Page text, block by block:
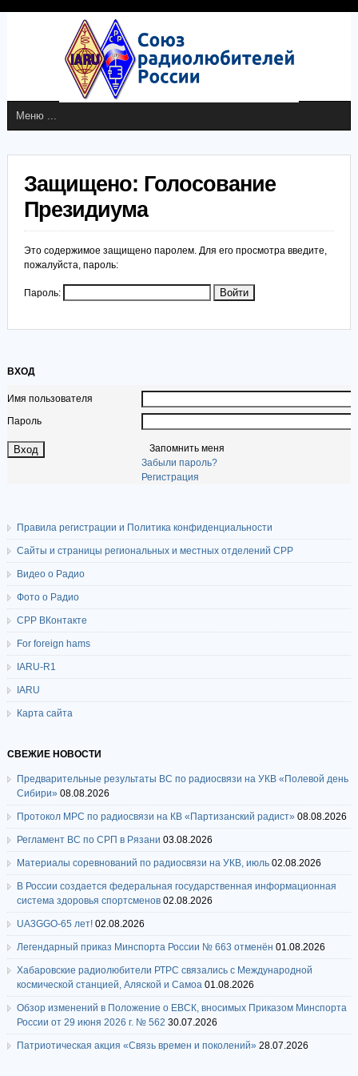
Защищено: Голосование
Президиума
Это содержимое защищено паролем. Для его просмотра введите,
пожалуйста, пароль:
Пароль:
ВХОД
Имя пользователя
Пароль
Запомнить меня
Забыли пароль?
Регистрация
Правила регистрации и Политика конфиденциальности
Сайты и страницы региональных и местных отделений СРР
Видео о Радио
Фото о Радио
СРР ВКонтакте
For foreign hams
IARU-R1
IARU
Карта сайта
СВЕЖИЕ НОВОСТИ
Предварительные результаты ВС по радиосвязи на УКВ «Полевой день
Сибири» 08.08.2026
Протокол МРС по радиосвязи на КВ «Партизанский радист» 08.08.2026
Регламент ВС по СРП в Рязани 03.08.2026
Материалы соревнований по радиосвязи на УКВ, июль 02.08.2026
В России создается федеральная государственная информационная
система здоровья спортсменов 02.08.2026
UA3GGO-65 лет! 02.08.2026
Легендарный приказ Минспорта России № 663 отменён 01.08.2026
Хабаровские радиолюбители РТРС связались с Международной
космической станцией, Аляской и Самоа 01.08.2026
Обзор изменений в Положение о ЕВСК, вносимых Приказом Минспорта
России от 29 июня 2026 г. № 562 30.07.2026
Патриотическая акция «Связь времен и поколений» 28.07.2026